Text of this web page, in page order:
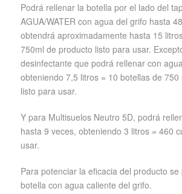
Podrá rellenar la botella por el lado del
AGUA/WATER con agua del grifo hasta
obtendrá aproximadamente hasta 15
750ml de producto listo para usar.
desinfectante que podrá rellenar con
obteniendo 7,5 litros = 10 botellas de
listo para usar.
Y para Multisuelos Neutro 5D, podrá
hasta 9 veces, obteniendo 3 litros = 460
usar.
Para potenciar la eficacia del producto
botella con agua caliente del grifo.